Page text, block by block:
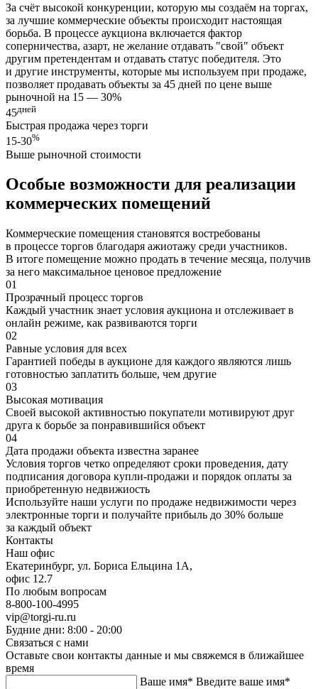
За счёт высокой конкуренции, которую мы создаём на торгах,
за лучшие коммерческие объекты происходит настоящая
борьба. В процессе аукциона включается фактор
соперничества, азарт, не желание отдавать "свой" объект
другим претендентам и отдавать статус победителя. Это
и другие инструменты, которые мы используем при продаже,
позволяет продавать объекты за 45 дней по цене выше
рыночной на 15 — 30%
45дней
Быстрая продажа через торги
15-30%
Выше рыночной стоимости
Особые возможности для реализации
коммерческих помещений
Коммерческие помещения становятся востребованы
в процессе торгов благодаря ажиотажу среди участников.
В итоге помещение можно продать в течение месяца, получив
за него максимальное ценовое предложение
01
Прозрачный процесс торгов
Каждый участник знает условия аукциона и отслеживает в
онлайн режиме, как развиваются торги
02
Равные условия для всех
Гарантией победы в аукционе для каждого являются лишь
готовностью заплатить больше, чем другие
03
Высокая мотивация
Своей высокой активностью покупатели мотивируют друг
друга к борьбе за понравившийся объект
04
Дата продажи объекта известна заранее
Условия торгов четко определяют сроки проведения, дату
подписания договора купли-продажи и порядок оплаты за
приобретенную недвижиость
Используйте наши услуги по продаже недвижимости через
электронные торги и получайте прибыль до 30% больше
за каждый объект
Контакты
Наш офис
Екатеринбург, ул. Бориса Ельцина 1А,
офис 12.7
По любым вопросам
8-800-100-4995
vip@torgi-ru.ru
Будние дни: 8:00 - 20:00
Связаться с нами
Оставьте свои контакты данные и мы свяжемся в ближайшее
время
Ваше имя* Введите ваше имя*